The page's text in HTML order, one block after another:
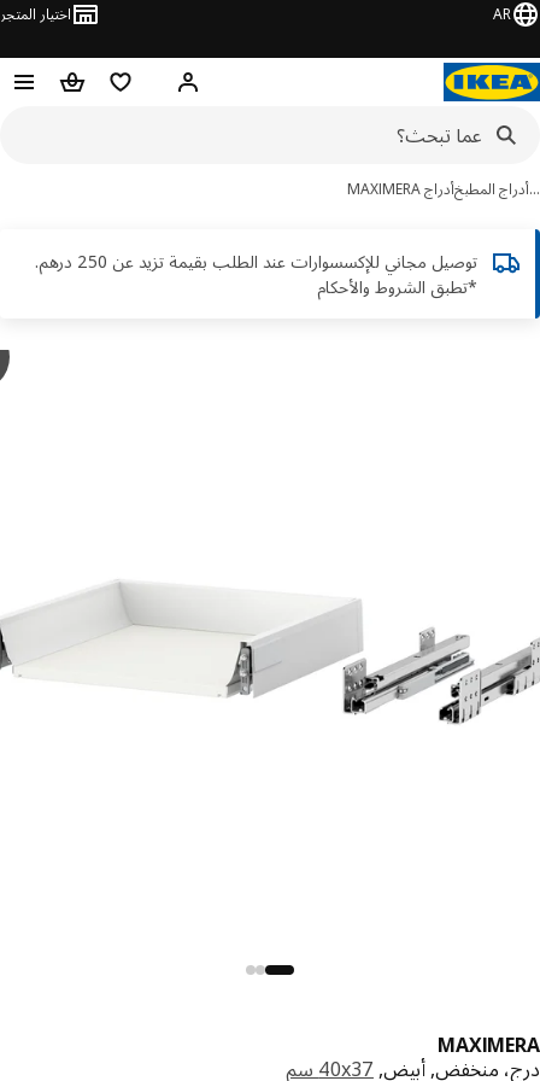
AR اختيار المتجر
مرحباً! تسجيل الدخول أو
قائمة التسوقسلة التسوق
المطبخأدراج MAXIMERA
توصيل مجاني للإكسسوارات عند الطلب بقيمة تزيد عن 250 درهم.
*تطبق الشروط والأحكام
منخفض, أبيض,‎40x37 سم‏